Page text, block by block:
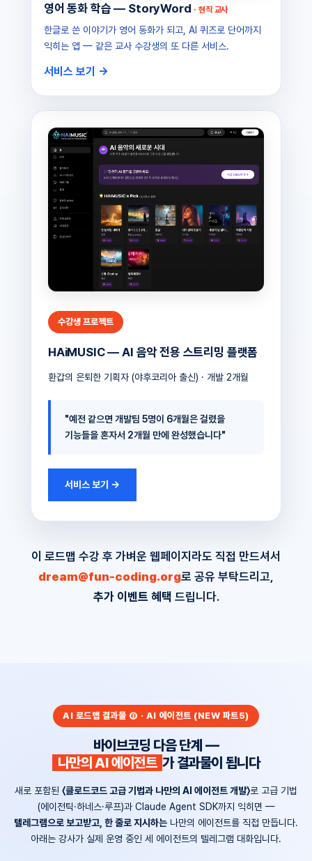
영어 동화 학습 — StoryWord · 현직 교사
한글로 쓴 이야기가 영어 동화가 되고, AI 퀴즈로 단어까지
익히는 앱 — 같은 교사 수강생의 또 다른 서비스.
서비스 보기 →
수강생 프로젝트
HAiMUSIC — AI 음악 전용 스트리밍 플랫폼
환갑의 은퇴한 기획자 (야후코리아 출신) · 개발 2개월
"예전 같으면 개발팀 5명이 6개월은 걸렸을
기능들을 혼자서 2개월 만에 완성했습니다"
서비스 보기 →
이 로드맵 수강 후 가벼운 웹페이지라도 직접 만드셔서
dream@fun-coding.org로 공유 부탁드리고,
추가 이벤트 혜택 드립니다.
AI 로드맵 결과물 ③ · AI 에이전트 (NEW 파트5)
바이브코딩 다음 단계 —
나만의 AI 에이전트 가 결과물이 됩니다
새로 포함된 〈클로드코드 고급 기법과 나만의 AI 에이전트 개발〉로 고급 기법
(에이전틱·하네스·루프)과 Claude Agent SDK까지 익히면 —
텔레그램으로 보고받고, 한 줄로 지시하는 나만의 에이전트를 직접 만듭니다.
아래는 강사가 실제 운영 중인 세 에이전트의 텔레그램 대화입니다.